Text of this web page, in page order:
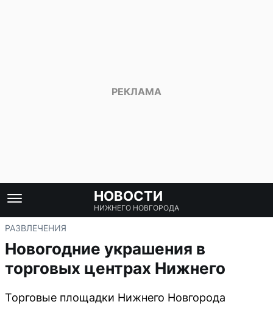
НОВОСТИ
НИЖНЕГО НОВГОРОДА
РАЗВЛЕЧЕНИЯ
Новогодние украшения в
торговых центрах Нижнего
Торговые площадки Нижнего Новгорода